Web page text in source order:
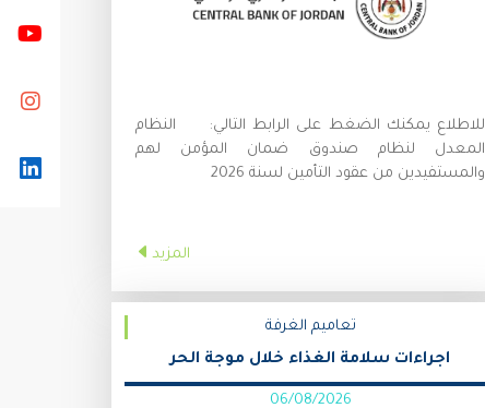
للاطلاع يمكنك الضغط على الرابط التالي: النظام
المعدل لنظام صندوق ضمان المؤمن لهم
والمستفيدين من عقود التأمين لسنة 2026
المزيد
تعاميم الغرفة
اجراءات سلامة الغذاء خلال موجة الحر
06/08/2026